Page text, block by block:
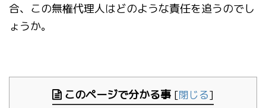
合、この無権代理人はどのような責任を追うのでし
ょうか。
このページで分かる事 [閉じる]